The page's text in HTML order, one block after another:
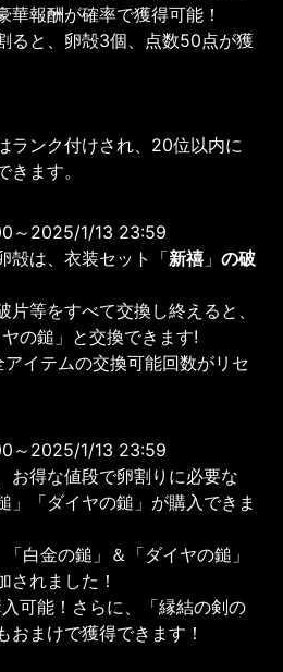
華報酬が確率で獲得可能！
ると、卵殻3個、点数50点が獲
ランク付けされ、20位以内に
きます。
～2025/1/13 23:59
殻は、衣装セット「新禧」の破
片等をすべて交換し終えると、
の鎚」と交換できます!
イテムの交換可能回数がリセ
～2025/1/13 23:59
お得な値段で卵割りに必要な
」「ダイヤの鎚」が購入できま
白金の鎚」＆「ダイヤの鎚」
されました！
可能！さらに、「縁結の剣の
おまけで獲得できます！